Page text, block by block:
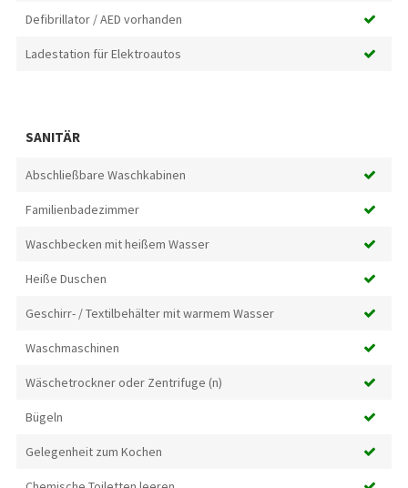
Defibrillator / AED vorhanden
Ladestation für Elektroautos
SANITÄR
Abschließbare Waschkabinen
Familienbadezimmer
Waschbecken mit heißem Wasser
Heiße Duschen
Geschirr- / Textilbehälter mit warmem Wasser
Waschmaschinen
Wäschetrockner oder Zentrifuge (n)
Bügeln
Gelegenheit zum Kochen